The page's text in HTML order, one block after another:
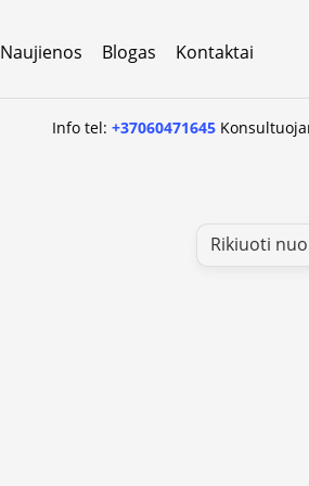
Naujienos Blogas Kontaktai
Info tel:+37060471645